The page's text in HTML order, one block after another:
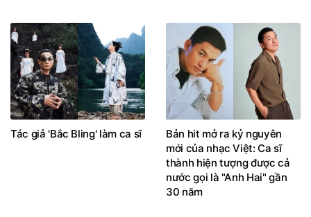
Tác giả 'Bắc Bling' làm ca sĩ
Bản hit mở ra kỷ nguyên
mới của nhạc Việt: Ca sĩ
thành hiện tượng được cả
nước gọi là "Anh Hai" gần
30 năm